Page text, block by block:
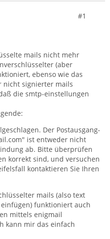
#1
mails nicht mehr
(aber
ebenso wie das
nicht signierter mails
die smtp-einstellungen
Der Postausgang-
ist entweder nicht
ab. Bitte überprüfen
korrekt sind, und versuchen
kontaktieren Sie Ihren
mails (also text
funktioniert auch
mittels enigmail
kann mir das einfach